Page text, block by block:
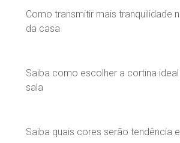
Como transmitir mais tranquilidade
da casa
Saiba como escolher a cortina
sala
Saiba quais cores serão tendência